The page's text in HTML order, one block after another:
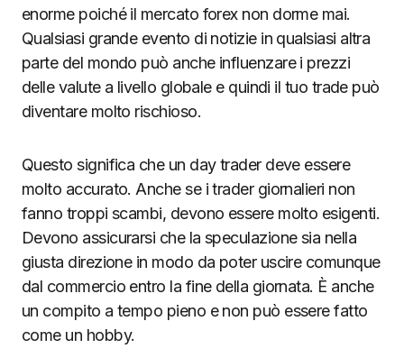
enorme poiché il mercato forex non dorme mai.
Qualsiasi grande evento di notizie in qualsiasi altra
parte del mondo può anche influenzare i prezzi
delle valute a livello globale e quindi il tuo trade può
diventare molto rischioso.
Questo significa che un day trader deve essere
molto accurato. Anche se i trader giornalieri non
fanno troppi scambi, devono essere molto esigenti.
Devono assicurarsi che la speculazione sia nella
giusta direzione in modo da poter uscire comunque
dal commercio entro la fine della giornata. È anche
un compito a tempo pieno e non può essere fatto
come un hobby.